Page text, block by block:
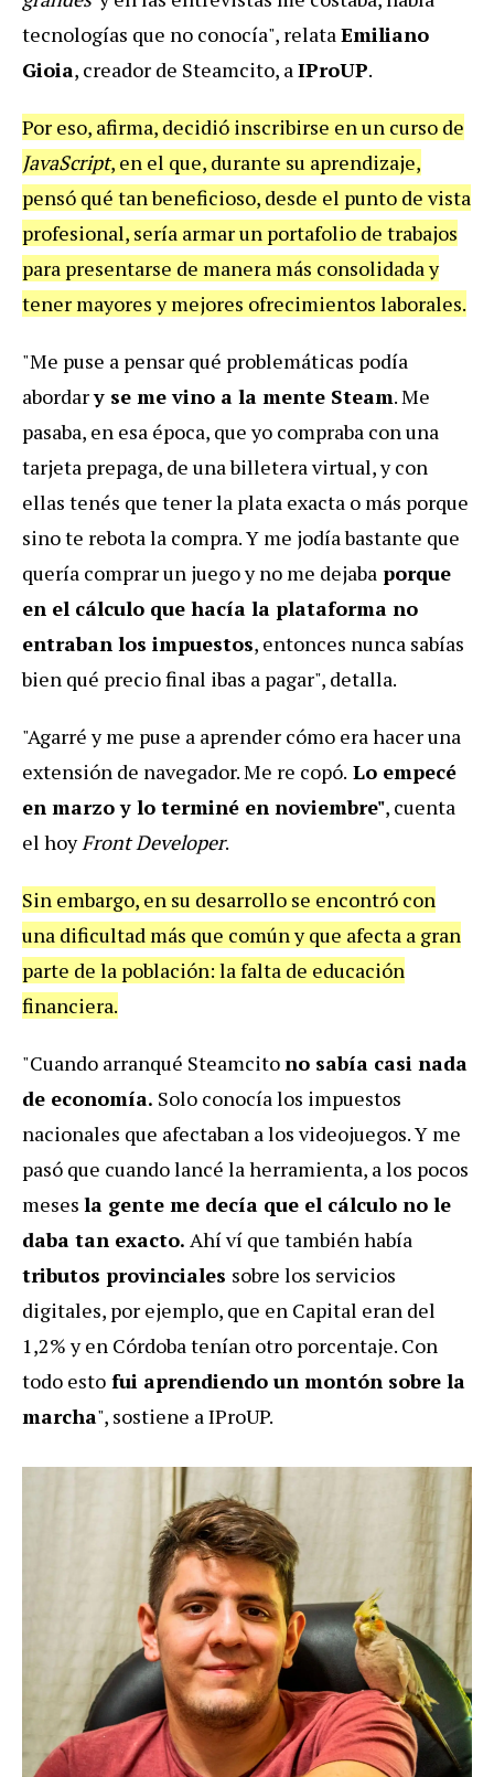
tecnologías que no conocía", relataEmiliano
Gioia, creador de Steamcito, aIProUP.
Por eso, afirma, decidió inscribirse en un curso de
JavaScript, en el que, durante su aprendizaje,
pensó qué tan beneficioso, desde el punto de vista
profesional, sería armar un portafolio de trabajos
para presentarse de manera más consolidada y
tener mayores y mejores ofrecimientos laborales.
"Me puse a pensar qué problemáticas podía
abordary se me vino a la mente Steam. Me
pasaba, en esa época, que yo compraba con una
tarjeta prepaga, de una billetera virtual, y con
ellas tenés que tener la plata exacta o más porque
sino te rebota la compra. Y me jodía bastante que
quería comprar un juego y no me dejaba porque
en el cálculo que hacía la plataforma no
entraban los impuestos, entonces nunca sabías
bien qué precio final ibas a pagar", detalla.
"Agarré y me puse a aprender cómo era hacer una
extensión de navegador. Me re copó. Lo empecé
en marzo y lo terminé en noviembre", cuenta
el hoyFront Developer.
Sin embargo, en su desarrollo se encontró con
una dificultad más que común y que afecta a gran
parte de la población: la falta de educación
financiera.
"Cuando arranqué Steamcitono sabía casi nada
de economía. Solo conocía los impuestos
nacionales que afectaban a los videojuegos. Y me
pasó que cuando lancé la herramienta, a los pocos
meses la gente me decía que el cálculo no le
daba tan exacto. Ahí ví que también había
tributos provinciales sobre los servicios
digitales, por ejemplo, que en Capital eran del
1,2% y en Córdoba tenían otro porcentaje. Con
todo esto fui aprendiendo un montón sobre la
marcha", sostiene a IProUP.